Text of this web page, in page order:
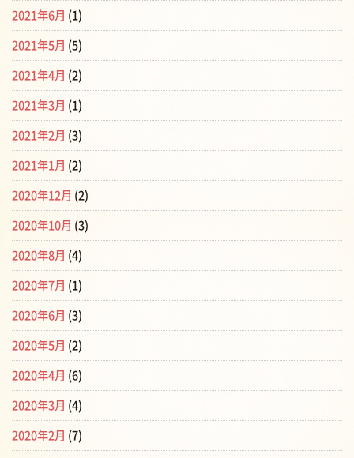
2021年6月 (1)
2021年5月 (5)
2021年4月 (2)
2021年3月 (1)
2021年2月 (3)
2021年1月 (2)
2020年12月 (2)
2020年10月 (3)
2020年8月 (4)
2020年7月 (1)
2020年6月 (3)
2020年5月 (2)
2020年4月 (6)
2020年3月 (4)
2020年2月 (7)